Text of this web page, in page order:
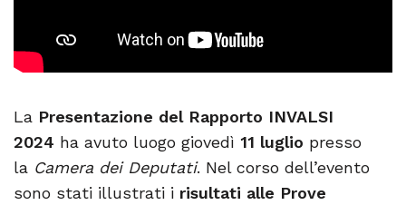
La Presentazione del Rapporto INVALSI
2024 ha avuto luogo giovedì 11 luglio presso
la Camera dei Deputati. Nel corso dell’evento
sono stati illustrati i risultati alle Prove